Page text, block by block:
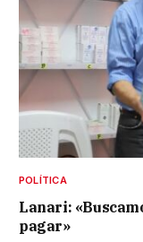
POLÍTICA
Lanari:
pagar»